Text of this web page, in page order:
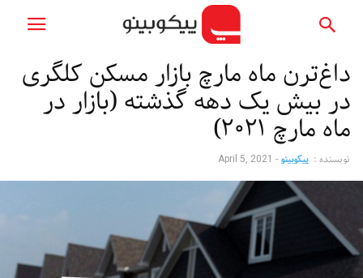
داغ‌ترن ماه مارچ بازار مسکن کلگری
در بیش یک دهه گذشته (بازار در
ماه مارچ ۲۰۲۱)
نویسنده : پیکوبینو-
April 5, 2021